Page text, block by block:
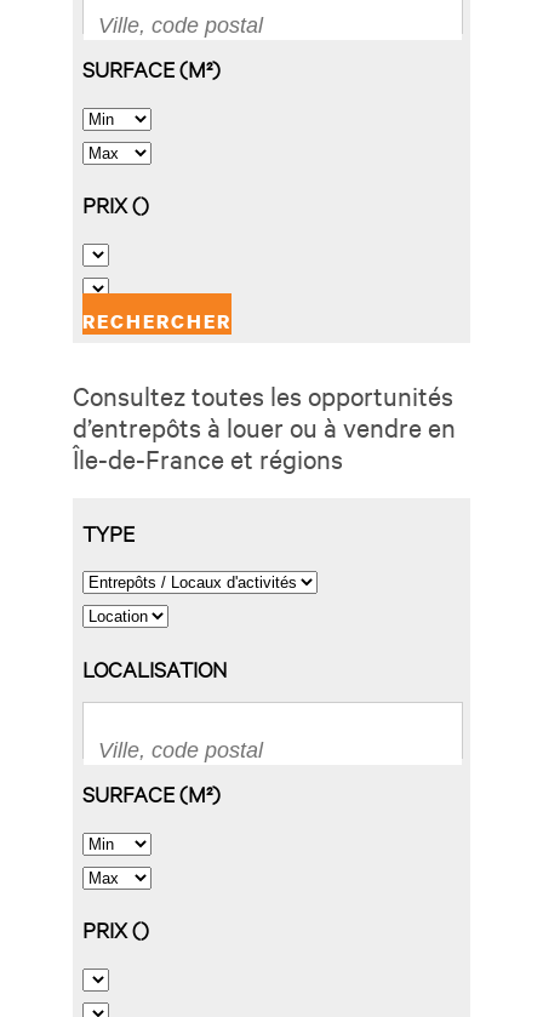
Consultez toutes les opportunités
d’entrepôts à louer ou à vendre en
Île-de-France et régions